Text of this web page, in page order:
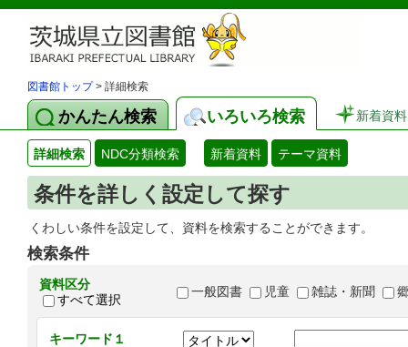
図書館トップ> 詳細検索
かんたん検索 いろいろ検索 新着資料
詳細検索 NDC分類検索 新着資料 テーマ資料
条件を詳しく設定して探す
くわしい条件を設定して、資料を検索することができます。
検索条件
資料区分
すべて選択
一般図書 児童 雑誌・新聞
キーワード１